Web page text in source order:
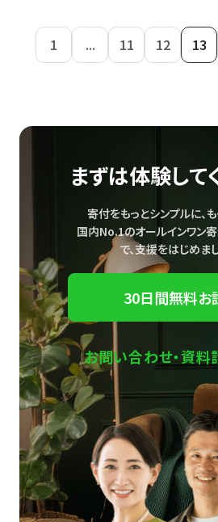
1 ... 11 12 13
まずは体験して
寄付をもっとシンプルに、
国内No.1のオールインワン
で、支援をはじめまし
30日間無料お
お問い合わせ・資料